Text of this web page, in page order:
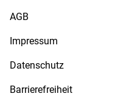
AGB
Impressum
Datenschutz
Barrierefreiheit